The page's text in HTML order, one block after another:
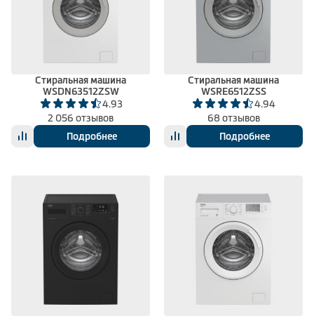
Климатическая техника
Сравнить
Стиральная машина
WSDN63512ZSW
4.93
2 056 отзывов
Подробнее
Стиральная машина
WSRE6512ZSS
4.94
68 отзывов
Подробнее